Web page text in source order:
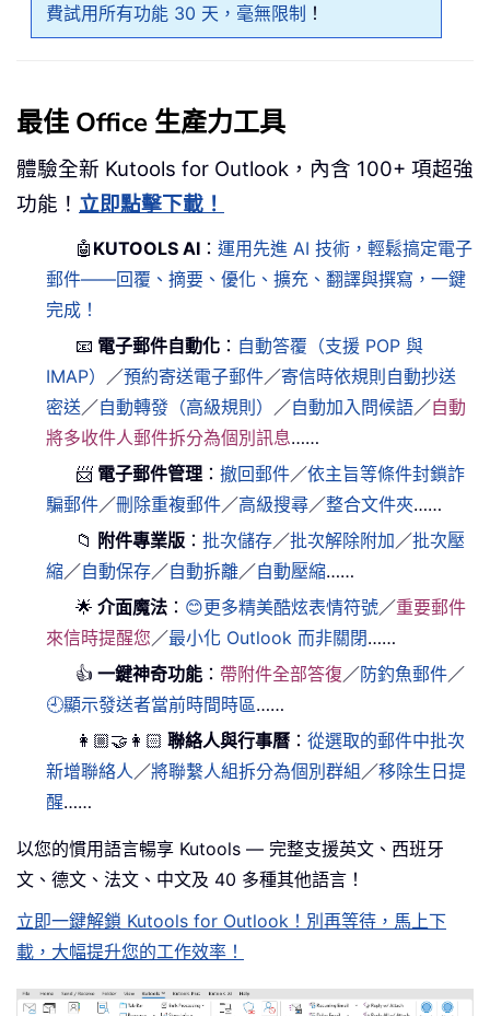
費試用所有功能 30 天，毫無限制 ！
最佳 Office 生產力工具
體驗全新 Kutools for Outlook，內含 100+ 項超強
功能！ 立即點擊下載！
🤖 KUTOOLS AI ：運用先進 AI 技術，輕鬆搞定電子
郵件——回覆、摘要、優化、擴充、翻譯與撰寫，一鍵
完成！
📧 電子郵件自動化 ： 自動答覆（支援 POP 與
IMAP）
／預約寄送電子郵件／寄信時依規則自動抄送
密送 ／自動轉發（高級規則） ／自動加入問候語／自動
將多收件人郵件拆分為個別訊息……
📨 電子郵件管理 ：撤回郵件／依主旨等條件封鎖詐
騙郵件／刪除重複郵件／高級搜尋／整合文件夾……
📁 附件專業版 ：批次儲存／批次解除附加 ／批次壓
縮／自動保存／自動拆離／自動壓縮……
🌟 介面魔法 ： 😊更多精美酷炫表情符號／重要郵件
來信時提醒您 ／最小化 Outlook 而非關閉……
👍 一鍵神奇功能 ： 帶附件全部答復 ／防釣魚郵件／
🕘顯示發送者當前時間時區……
👩🏼‍🤝‍👩🏻 聯絡人與行事曆 ：從選取的郵件中批次
新增聯絡人 ／將聯繫人組拆分為個別群組 ／移除生日提
醒……
以您的慣用語言暢享 Kutools — 完整支援英文、西班牙
文、德文、法文、中文及 40 多種其他語言！
立即一鍵解鎖 Kutools for Outlook！別再等待，馬上下
載，大幅提升您的工作效率！